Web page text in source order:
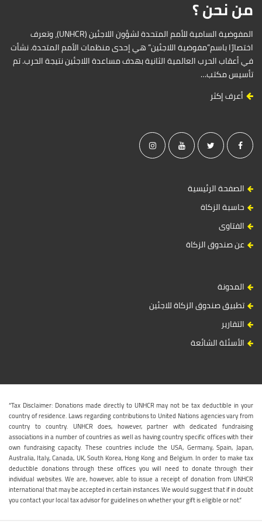
e
b
a
r
من نحن ؟
المفوضية السامية للأمم المتحدة لشؤون اللاجئين (UNHCR)، وتعرف
اختصارًا باسم”مفوضية اللاجئين” هي إحدى منظمات الأمم المتحدة. نشأت
في أعقاب الحرب العالمية الثانية بهدف مساعدة اللاجئين نتيجة الحرب. تم
تأسيس مكتب…
أعرف إكثر
الصفحة الرئيسية
حاسبة الزكاة
الفتاوى
عن صندوق الزكاة
المدونة
تطبيق صندوق الزكاة للاجئين
التقارير
الأسئلة الشائعة
“Tax Disclaimer: Donations made directly to UNHCR may not be tax deductible in your
country of residence. Laws regarding contributions to United Nations agencies vary from
country to country. UNHCR does, however, partner with dedicated fundraising
associations in a number of countries as well as having country specific offices with their
own fundraising capacity. These countries include the USA, Germany, Spain, Japan,
Australia, Italy, Canada, UK, South Korea, Hong Kong and Belgium. In order to make tax
deductible donations through these offices you will need to donate through their
individual websites. We are, however, able to issue a receipt of donation from UNHCR
international that may be accepted in certain instances. We would suggest that if in doubt
you contact your local tax advisor for guidelines on whether your gift is eligible or not.”